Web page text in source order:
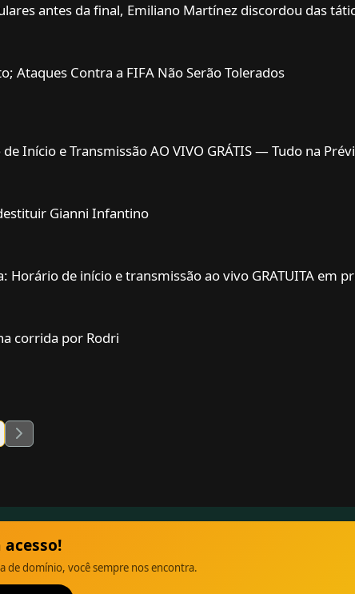
antes da final, Emiliano Martínez discordou das
Ataques Contra a FIFA Não Serão Tolerados
Início e Transmissão AO VIVO GRÁTIS — Tudo na
Gianni Infantino
de início e transmissão ao vivo GRATUITA em
corrida por Rodri
de domínio, você sempre nos encontra.